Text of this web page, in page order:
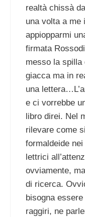
realtà chissà
una volta a me
appiopparmi
firmata
messo la spilla
giacca ma in
una
e ci vorrebbe
libro direi. Nel
rilevare come
formaldeide
lettrici
ovviamente,
di ricerca.
bisogna
raggiri, ne